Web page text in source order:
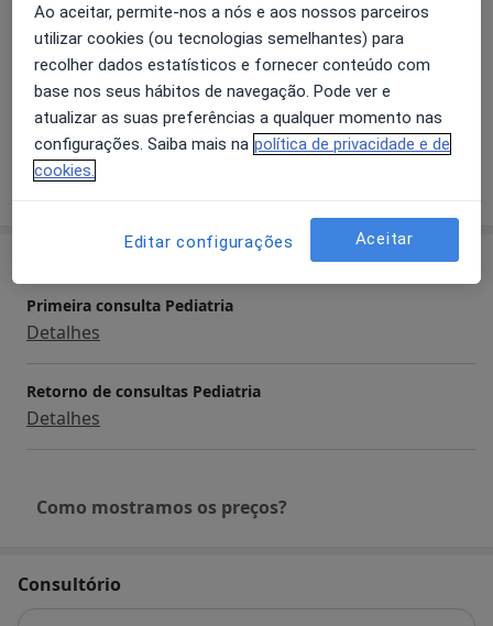
Principais doenças tratadas
Deficiências Do Desenvolvimento
Bronquiolite
Transtornos do Crescimento
Enurese Noturna
Doença De Mão Pé E Boca
+7 a11y_sr_more_diseases
Primeira consulta Pediatria
Detalhes
Retorno de consultas Pediatria
Detalhes
Como mostramos os preços?
Consultório
Ao aceitar, permite-nos a nós e aos nossos parceiros
utilizar cookies (ou tecnologias semelhantes) para
recolher dados estatísticos e fornecer conteúdo com
base nos seus hábitos de navegação. Pode ver e
atualizar as suas preferências a qualquer momento nas
configurações. Saiba mais na política de privacidade e de
cookies.
Editar configurações Aceitar